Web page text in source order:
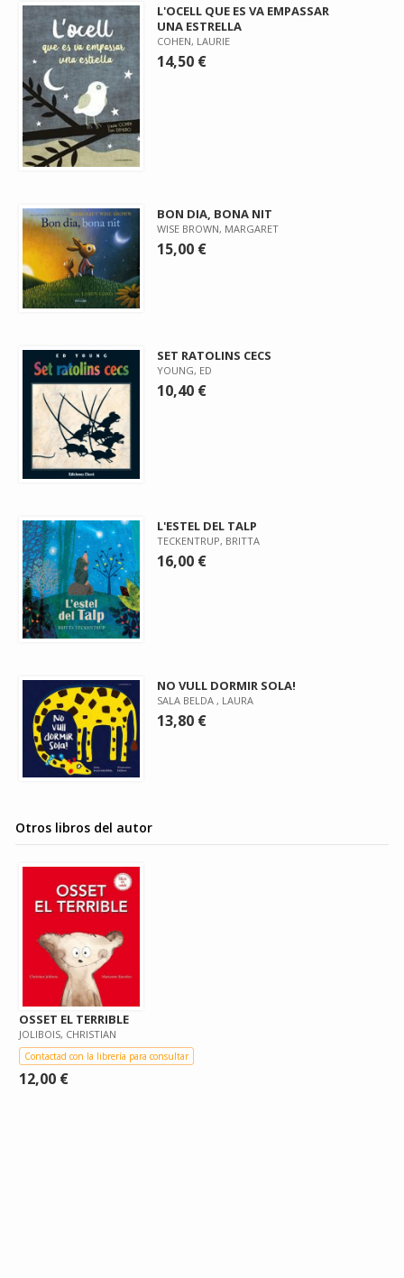
L'OCELL QUE ES VA EMPASSAR
UNA ESTRELLA
COHEN, LAURIE
14,50 €
BON DIA, BONA NIT
WISE BROWN, MARGARET
15,00 €
SET RATOLINS CECS
YOUNG, ED
10,40 €
L'ESTEL DEL TALP
TECKENTRUP, BRITTA
16,00 €
NO VULL DORMIR SOLA!
SALA BELDA , LAURA
13,80 €
Otros libros del autor
OSSET EL TERRIBLE
JOLIBOIS, CHRISTIAN
Contactad con la librería para consultar
12,00 €